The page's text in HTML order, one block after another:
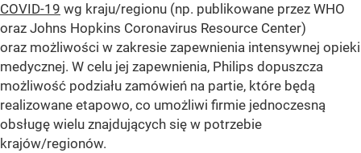
COVID-19 wg kraju/regionu (np. publikowane przez WHO
oraz Johns Hopkins Coronavirus Resource Center)
oraz możliwości w zakresie zapewnienia intensywnej opieki
medycznej. W celu jej zapewnienia, Philips dopuszcza
możliwość podziału zamówień na partie, które będą
realizowane etapowo, co umożliwi firmie jednoczesną
obsługę wielu znajdujących się w potrzebie
krajów/regionów.